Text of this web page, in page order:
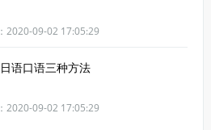
2020-09-02 17:05:29
语口语三种方法
2020-09-02 17:05:29